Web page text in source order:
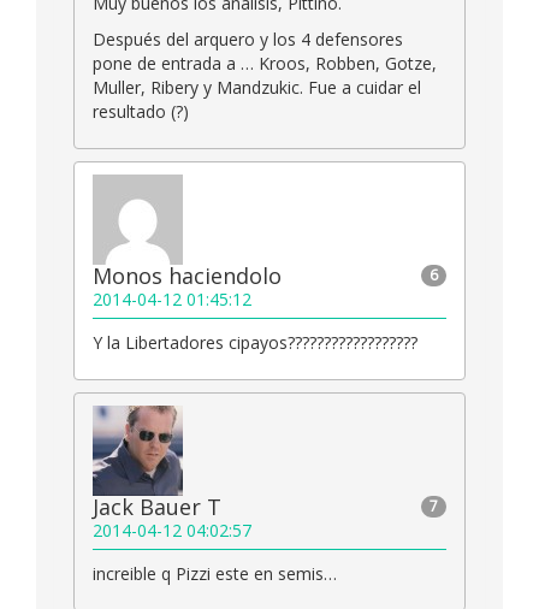
Después del arquero y los 4 defensores
pone de entrada a … Kroos, Robben, Gotze,
Muller, Ribery y Mandzukic. Fue a cuidar el
resultado (?)
6
Monos haciendolo
2014-04-12 01:45:12
Y la Libertadores cipayos??????????????????
7
Jack Bauer T
2014-04-12 04:02:57
increible q Pizzi este en semis…